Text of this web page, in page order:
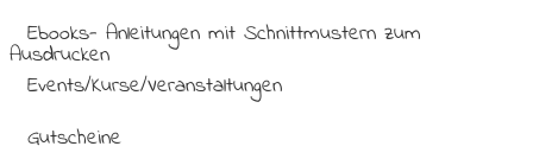
Ebooks- Anleitungen mit Schnittmustern zum
Ausdrucken
Events/Kurse/Veranstaltungen
Gutscheine